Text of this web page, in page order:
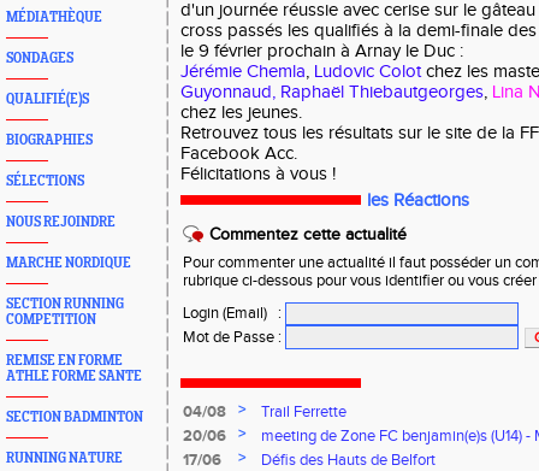
MÉDIATHÈQUE
SONDAGES
QUALIFIÉ(E)S
BIOGRAPHIES
SÉLECTIONS
NOUS REJOINDRE
MARCHE NORDIQUE
SECTION RUNNING
COMPETITION
REMISE EN FORME
ATHLE FORME SANTE
SECTION BADMINTON
RUNNING NATURE
d'un journée réussie avec cerise sur le
cross passés les qualifiés à la demi-finale
le 9 février prochain à Arnay le Duc :
Jérémie Chemla, Ludovic Colotchez les
Guyonnaud, Raphaël Thiebautgeorges, Lina
chez les jeunes.
Retrouvez tous les résultats sur le site de la
Facebook Acc.
Félicitations à vous !
les Réactions
Commentez cette actualité
Pour commenter une actualité il faut posséder un
rubrique ci-dessous pour vous identifier ou vous
Login (Email)
:
Mot de Passe :
04/08 >
Trail Ferrette
20/06
>
meeting de Zone FC benjamin(e)s (U14) -
17/06
>
Défis des Hauts de Belfort